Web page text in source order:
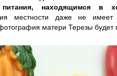
находящимся в
местности даже не
матери Терезы будет